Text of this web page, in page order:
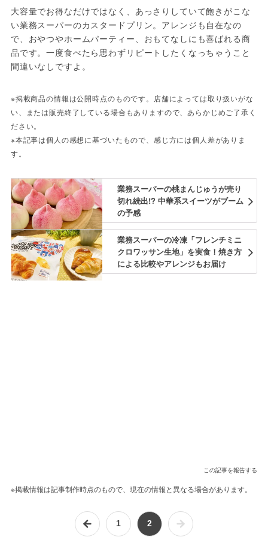
大容量でお得なだけではなく、あっさりしていて飽きがこな
い業務スーパーのカスタードプリン。アレンジも自在なの
で、おやつやホームパーティー、おもてなしにも喜ばれる商
品です。一度食べたら思わずリピートしたくなっちゃうこと
間違いなしですよ。
※掲載商品の情報は公開時点のものです。店舗によっては取り扱いがな
い、または販売終了している場合もありますので、あらかじめご了承く
ださい。
※本記事は個人の感想に基づいたもので、感じ方には個人差がありま
す。
業務スーパーの桃まんじゅうが売り
切れ続出!? 中華系スイーツがブーム
の予感
業務スーパーの冷凍「フレンチミニ
クロワッサン生地」を実食！焼き方
による比較やアレンジもお届け
この記事を報告する
※掲載情報は記事制作時点のもので、現在の情報と異なる場合があります。
1 2